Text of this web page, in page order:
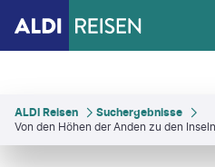
ALDI Reisen
Suchergebnisse
Von den Höhen der Anden zu den